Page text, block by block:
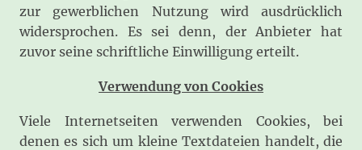
zur gewerblichen Nutzung wird ausdrücklich
widersprochen. Es sei denn, der Anbieter hat
zuvor seine schriftliche Einwilligung erteilt.
Verwendung von Cookies
Viele Internetseiten verwenden Cookies, bei
denen es sich um kleine Textdateien handelt, die